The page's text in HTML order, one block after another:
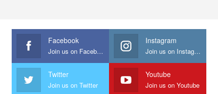
Facebook
Join us on Facebook
Instagram
Join us on Instagram
Twitter
Join us on Twitter
Youtube
Join us on Youtube